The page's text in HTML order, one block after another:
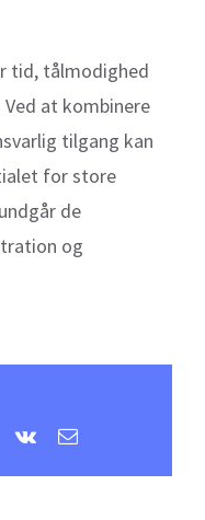
tid, tålmodighed
at kombinere
tilgang kan
for store
de
og
Pinterest
Vk Email